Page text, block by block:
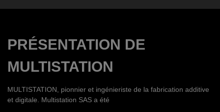
PRÉSENTATION DE
MULTISTATION
MULTISTATION, pionnier et ingénieriste de la fabrication additive
et digitale. Multistation SAS a été